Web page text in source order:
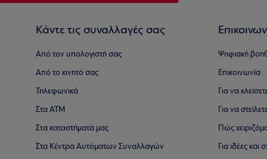
Κάντε τις συναλλαγές σας
Από τον υπολογιστή σας
Από το κινητό σας
Τηλεφωνικά
Στα ΑΤΜ
Στα καταστήματά μας
Στα Κέντρα Αυτόματων Συναλλαγών
Ψηφιακή
Επικοινωνία
Για να
Για να
Πώς
Για ιδέες